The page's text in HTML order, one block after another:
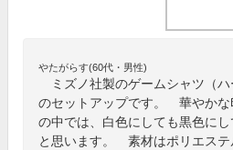
やたがらす(60代・男性)
ミズノ社製のゲームシャツ（ハ
のセットアップです。 華やかな
の中では、白色にしても黒色に
と思います。 素材はポリエステ